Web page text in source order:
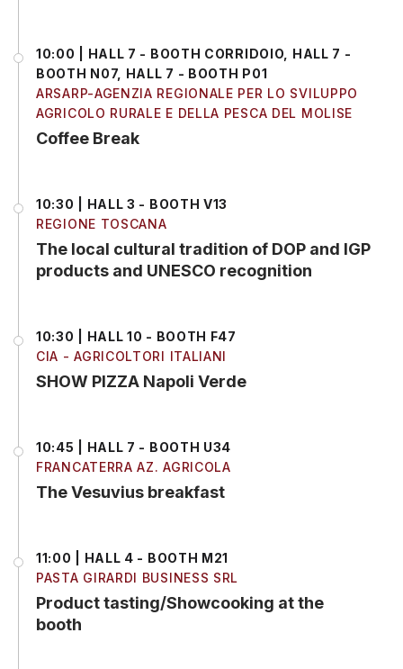
10:00 | HALL 7 - BOOTH CORRIDOIO, HALL 7 -
BOOTH N07, HALL 7 - BOOTH P01
ARSARP-AGENZIA REGIONALE PER LO SVILUPPO
AGRICOLO RURALE E DELLA PESCA DEL MOLISE
Coffee Break
10:30 | HALL 3 - BOOTH V13
REGIONE TOSCANA
The local cultural tradition of DOP and IGP
products and UNESCO recognition
10:30 | HALL 10 - BOOTH F47
CIA - AGRICOLTORI ITALIANI
SHOW PIZZA Napoli Verde
10:45 | HALL 7 - BOOTH U34
FRANCATERRA AZ. AGRICOLA
The Vesuvius breakfast
11:00 | HALL 4 - BOOTH M21
PASTA GIRARDI BUSINESS SRL
Product tasting/Showcooking at the
booth